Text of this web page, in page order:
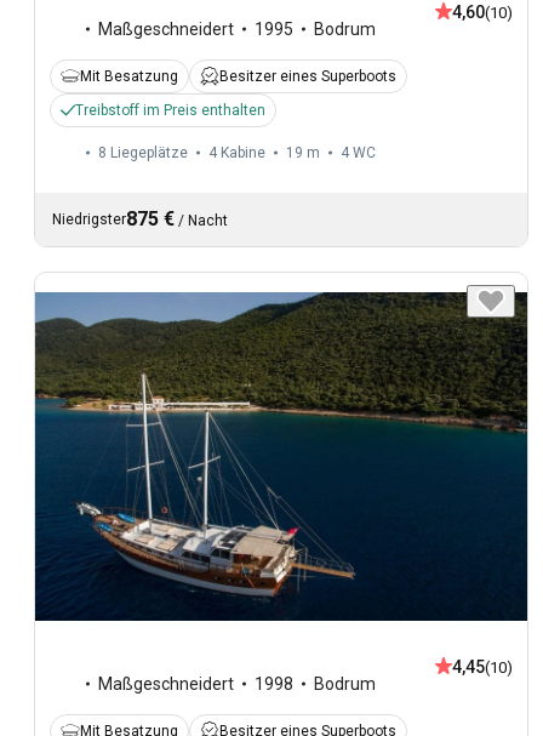
Maßgeschneidert 1995 Bodrum
4,60(10)
Mit Besatzung
Besitzer eines Superboots
Treibstoff im Preis enthalten
8 Liegeplätze 4 Kabine 19 m 4 WC
Niedrigster875 € / Nacht
Maßgeschneidert 1998 Bodrum
4,45(10)
Mit Besatzung Besitzer eines Superboots